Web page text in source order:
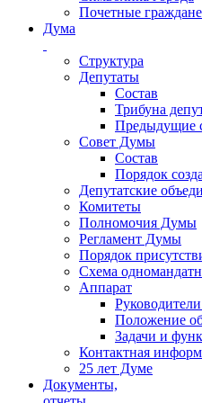
Почетные граждане
Дума
Структура
Депутаты
Состав
Трибуна
Предыдущие
Совет Думы
Состав
Порядок
Депутатские
Комитеты
Полномочия Думы
Регламент Думы
Порядок
Схема
Аппарат
Положение
Задачи и
Контактная
25 лет Думе
Документы,